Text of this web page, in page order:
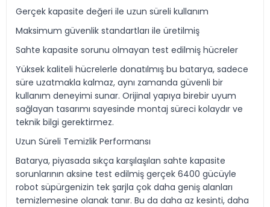
Gerçek kapasite değeri ile uzun süreli kullanım
Maksimum güvenlik standartları ile üretilmiş
Sahte kapasite sorunu olmayan test edilmiş hücreler
Yüksek kaliteli hücrelerle donatılmış bu batarya, sadece
süre uzatmakla kalmaz, aynı zamanda güvenli bir
kullanım deneyimi sunar. Orijinal yapıya birebir uyum
sağlayan tasarımı sayesinde montaj süreci kolaydır ve
teknik bilgi gerektirmez.
Uzun Süreli Temizlik Performansı
Batarya, piyasada sıkça karşılaşılan sahte kapasite
sorunlarının aksine test edilmiş gerçek 6400 gücüyle
robot süpürgenizin tek şarjla çok daha geniş alanları
temizlemesine olanak tanır. Bu da daha az kesinti, daha